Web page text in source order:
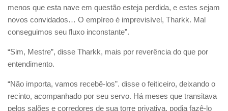
menos que esta nave em questão esteja perdida, e estes sejam
novos convidados… O empíreo é imprevisível, Tharkk. Mal
conseguimos seu fluxo inconstante”.
“Sim, Mestre”, disse Tharkk, mais por reverência do que por
entendimento.
“Não importa, vamos recebê-los”. disse o feiticeiro, deixando o
recinto, acompanhado por seu servo. Há meses que transitava
pelos salões e corredores de sua torre privativa, podia fazê-lo